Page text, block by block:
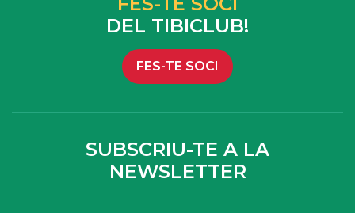
DEL TIBICLUB!
FES-TE SOCI
SUBSCRIU-TE A LA
NEWSLETTER